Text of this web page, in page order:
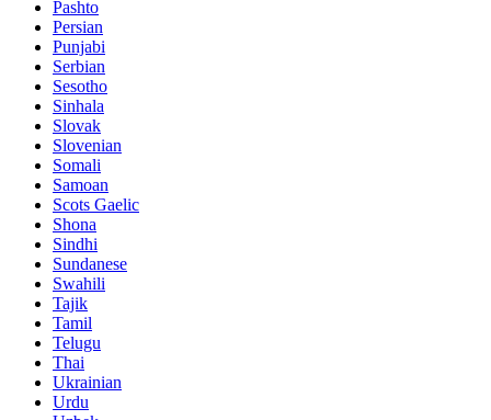
Pashto
Persian
Punjabi
Serbian
Sesotho
Sinhala
Slovak
Slovenian
Somali
Samoan
Scots Gaelic
Shona
Sindhi
Sundanese
Swahili
Tajik
Tamil
Telugu
Thai
Ukrainian
Urdu